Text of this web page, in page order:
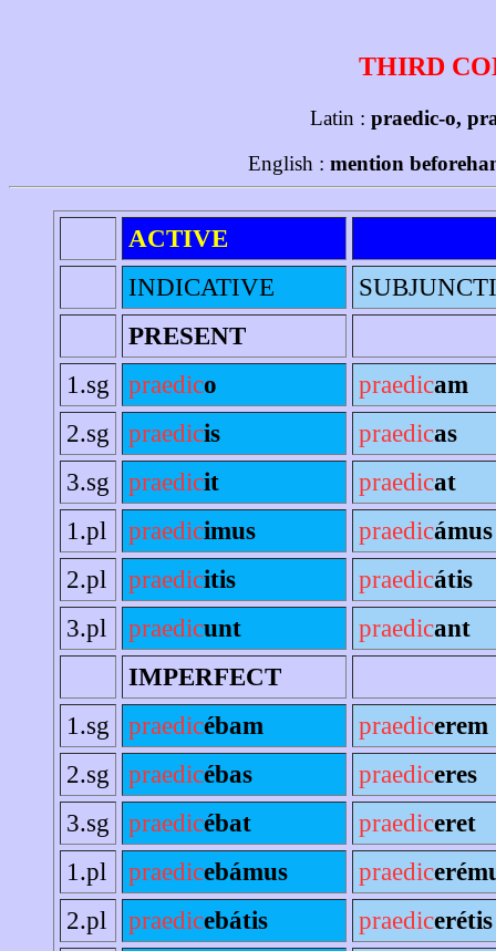
THIRD
Latin : praedic-o,
English : mention
ACTIVE
INDICATIVE
PRESENT
1.sg
praedico praedicam
2.sg
praedicis praedicas
3.sg
praedicit praedicat
1.pl
praedicimus praedicámus
2.pl
praedicitis praedicátis
3.pl
praedicunt praedicant
IMPERFECT
1.sg
praedicébam praedicerem
2.sg
praedicébas praediceres
3.sg
praedicébat praediceret
1.pl
praedicebámus praedic
2.pl
praedicebátis praedicerétis